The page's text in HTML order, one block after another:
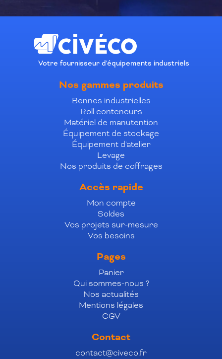
Votre fournisseur d'équipements industriels
Nos gammes produits
Bennes industrielles
Roll conteneurs
Matériel de manutention
Équipement de stockage
Équipement d'atelier
Levage
Nos produits de coffrages
Accès rapide
Mon compte
Soldes
Vos projets sur-mesure
Vos besoins
Pages
Panier
Qui sommes-nous ?
Nos actualités
Mentions légales
CGV
Contact
contact@civeco.fr